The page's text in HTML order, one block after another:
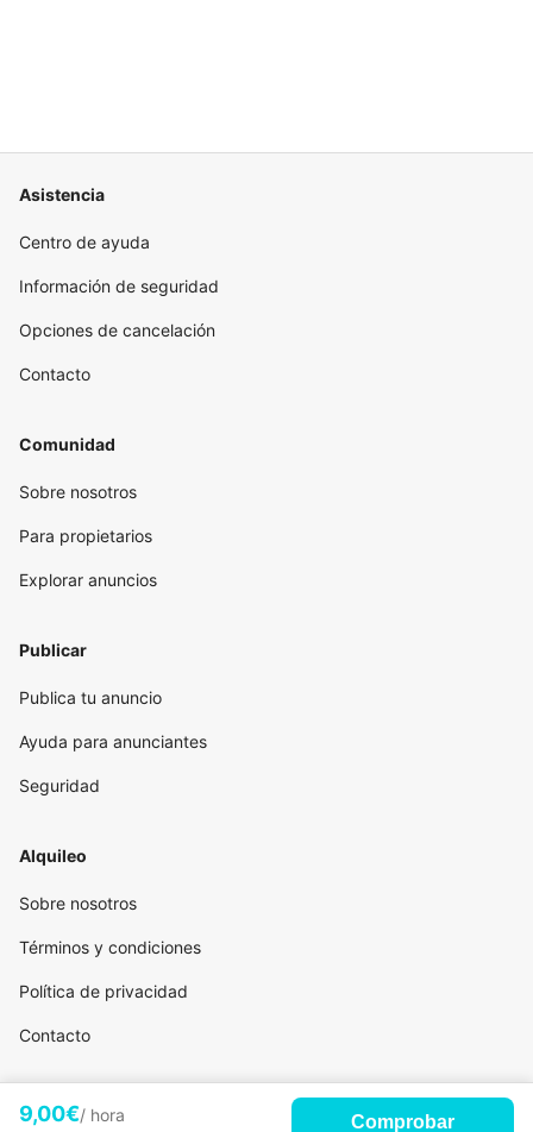
9,00€/ hora Comprobar
Asistencia
Centro de ayuda
Información de seguridad
Opciones de cancelación
Contacto
Comunidad
Sobre nosotros
Para propietarios
Explorar anuncios
Publicar
Publica tu anuncio
Ayuda para anunciantes
Seguridad
Alquileo
Sobre nosotros
Términos y condiciones
Política de privacidad
Contacto